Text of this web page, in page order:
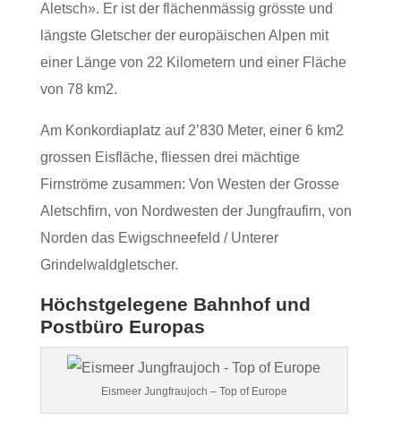
Aletsch». Er ist der flächenmässig grösste und
längste Gletscher der europäischen Alpen mit
einer Länge von 22 Kilometern und einer Fläche
von 78 km2.
Am Konkordiaplatz auf 2’830 Meter, einer 6 km2
grossen Eisfläche, fliessen drei mächtige
Firnströme zusammen: Von Westen der Grosse
Aletschfirn, von Nordwesten der Jungfraufirn, von
Norden das Ewigschneefeld / Unterer
Grindelwaldgletscher.
Höchstgelegene Bahnhof und
Postbüro Europas
Eismeer Jungfraujoch – Top of Europe